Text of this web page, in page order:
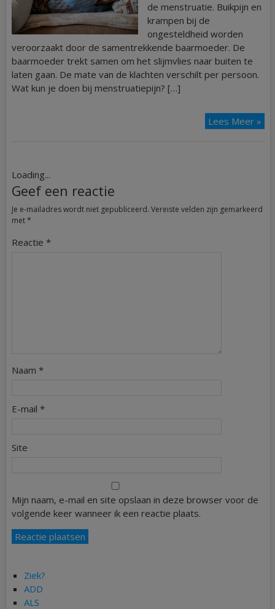
de menstruatie. Buikpijn en
krampen bij de
ongesteldheid worden
veroorzaakt door de samentrekkende baarmoeder. De
baarmoeder trekt samen om het slijmvlies naar buiten te
laten gaan. De mate van de klachten verschilt per persoon.
Wat kun je doen bij menstruatiepijn? […]
Lees Meer »
Loading...
Geef een reactie
Je e-mailadres wordt niet gepubliceerd. Vereiste velden zijn gemarkeerd
met*
Reactie *
Naam *
E-mail *
Site
Mijn naam, e-mail en site opslaan in deze browser voor de
volgende keer wanneer ik een reactie plaats.
Ziek?
ADD
ALS